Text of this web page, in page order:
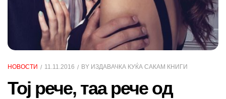
НОВОСТИ 11.11.2016 BY ИЗДАВАЧКА КУЌА САКАМ КНИГИ
Тој рече, таа рече од